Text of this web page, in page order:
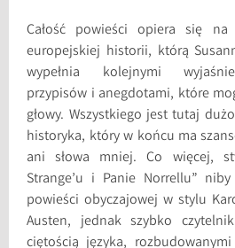
Całość powieści opiera się na
europejskiej historii, którą
wypełnia kolejnymi
przypisów i anegdotami, które
głowy. Wszystkiego jest tutaj
historyka, który w końcu ma
ani słowa mniej. Co więcej,
Strange’u i Panie Norrellu”
powieści obyczajowej w stylu
Austen, jednak szybko
ciętością języka,